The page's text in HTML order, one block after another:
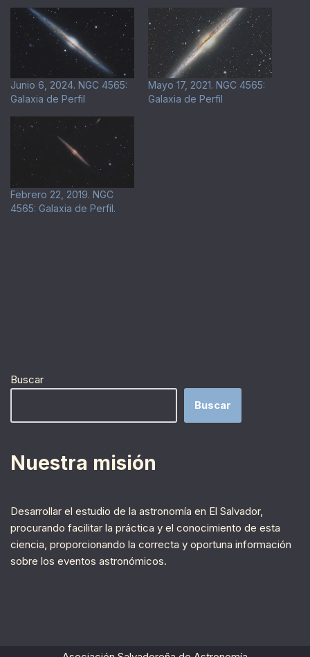
Junio 6, 2024. NGC 4565:
Galaxia de Perfil
Mayo 17, 2021. NGC 4565:
Galaxia de Perfil
Febrero 22, 2019. NGC
4565: Galaxia de Perfil.
Buscar
Buscar
Nuestra misión
Desarrollar el estudio de la astronomía en El Salvador,
procurando facilitar la práctica y el conocimiento de esta
ciencia, proporcionando la correcta y oportuna información
sobre los eventos astronómicos.